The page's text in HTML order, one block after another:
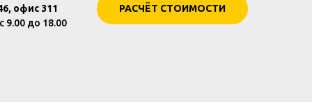
офис 311
9.00 до 18.00
РАСЧЁТ СТОИМОСТИ